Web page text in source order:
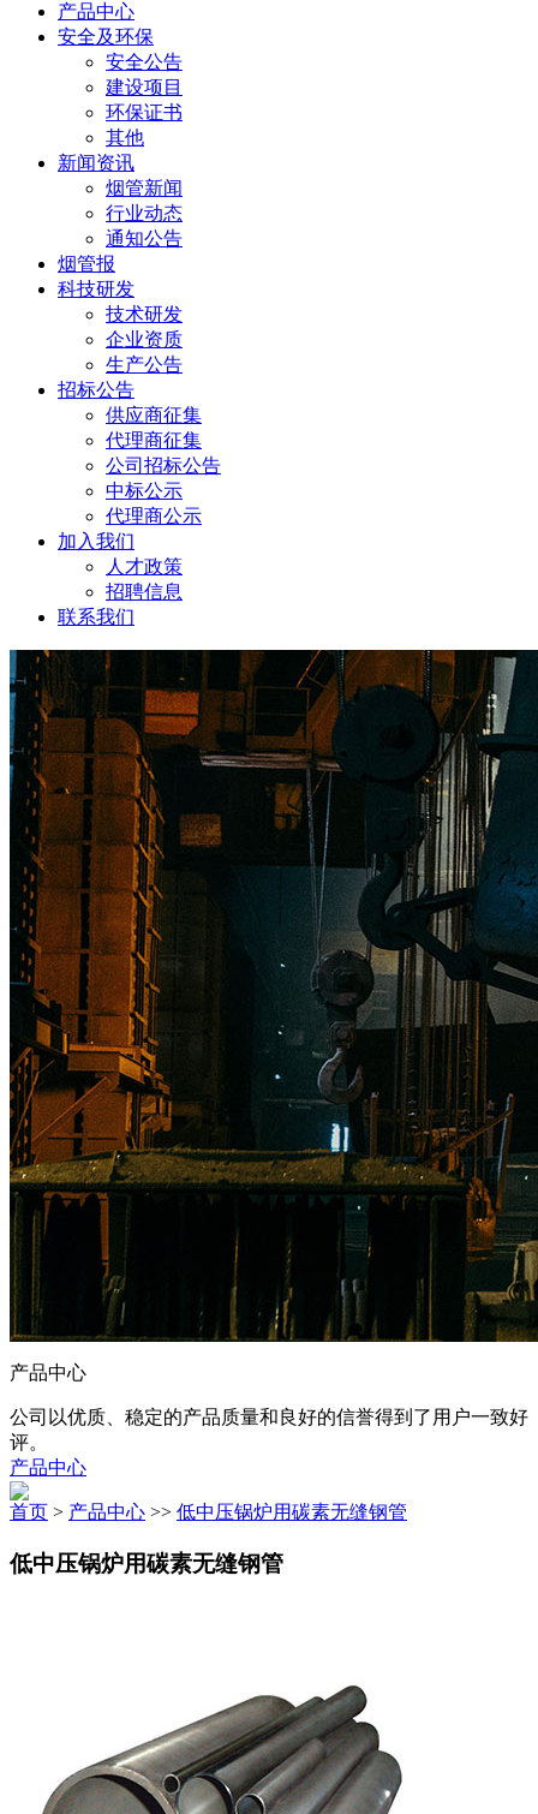
产品中心
安全及环保
安全公告
建设项目
环保证书
其他
新闻资讯
烟管新闻
行业动态
通知公告
烟管报
科技研发
技术研发
企业资质
生产公告
招标公告
供应商征集
代理商征集
公司招标公告
中标公示
代理商公示
加入我们
人才政策
招聘信息
联系我们
产品中心
公司以优质、稳定的产品质量和良好的信誉得到了用户一致好
评。
产品中心
首页 > 产品中心 >> 低中压锅炉用碳素无缝钢管
低中压锅炉用碳素无缝钢管